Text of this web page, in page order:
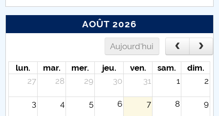
AOÛT 2026
Aujourd'hui
lun. mar. mer. jeu. ven. sam.
dim.
27
28 29 30 31 1 2
3 4 5 6 7 8 9